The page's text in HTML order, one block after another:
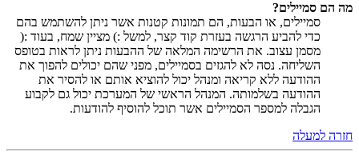
מה הם סמיילים?
סמיילים, או הבעות, הם תמונות קטנות אשר ניתן להשתמש בהם
כדי להביע הרגשה בעזרת קוד קצר, למשל :) מציין שמח, בעוד :(
מסמן עצוב. את הרשימה המלאה של ההבעות ניתן לראות בטופס
השליחה. נסה לא להגזים בסמיילים, מפני שהם יכולים להפוך את
ההודעה ללא קריאה ומנהל יכול להוציא אותם או להסיר את
ההודעה בשלמותה. המנהל הראשי של המערכת יכול גם לקבוע
הגבלה למספר הסמיילים אשר תוכל להוסיף להודעות.
חזרה למעלה